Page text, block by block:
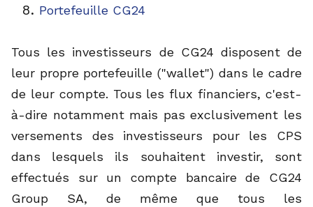
Portefeuille CG24
Tous les investisseurs de CG24 disposent de
leur propre portefeuille ("wallet") dans le cadre
de leur compte. Tous les flux financiers, c'est-
à-dire notamment mais pas exclusivement les
versements des investisseurs pour les CPS
dans lesquels ils souhaitent investir, sont
effectués sur un compte bancaire de CG24
Group SA, de même que tous les